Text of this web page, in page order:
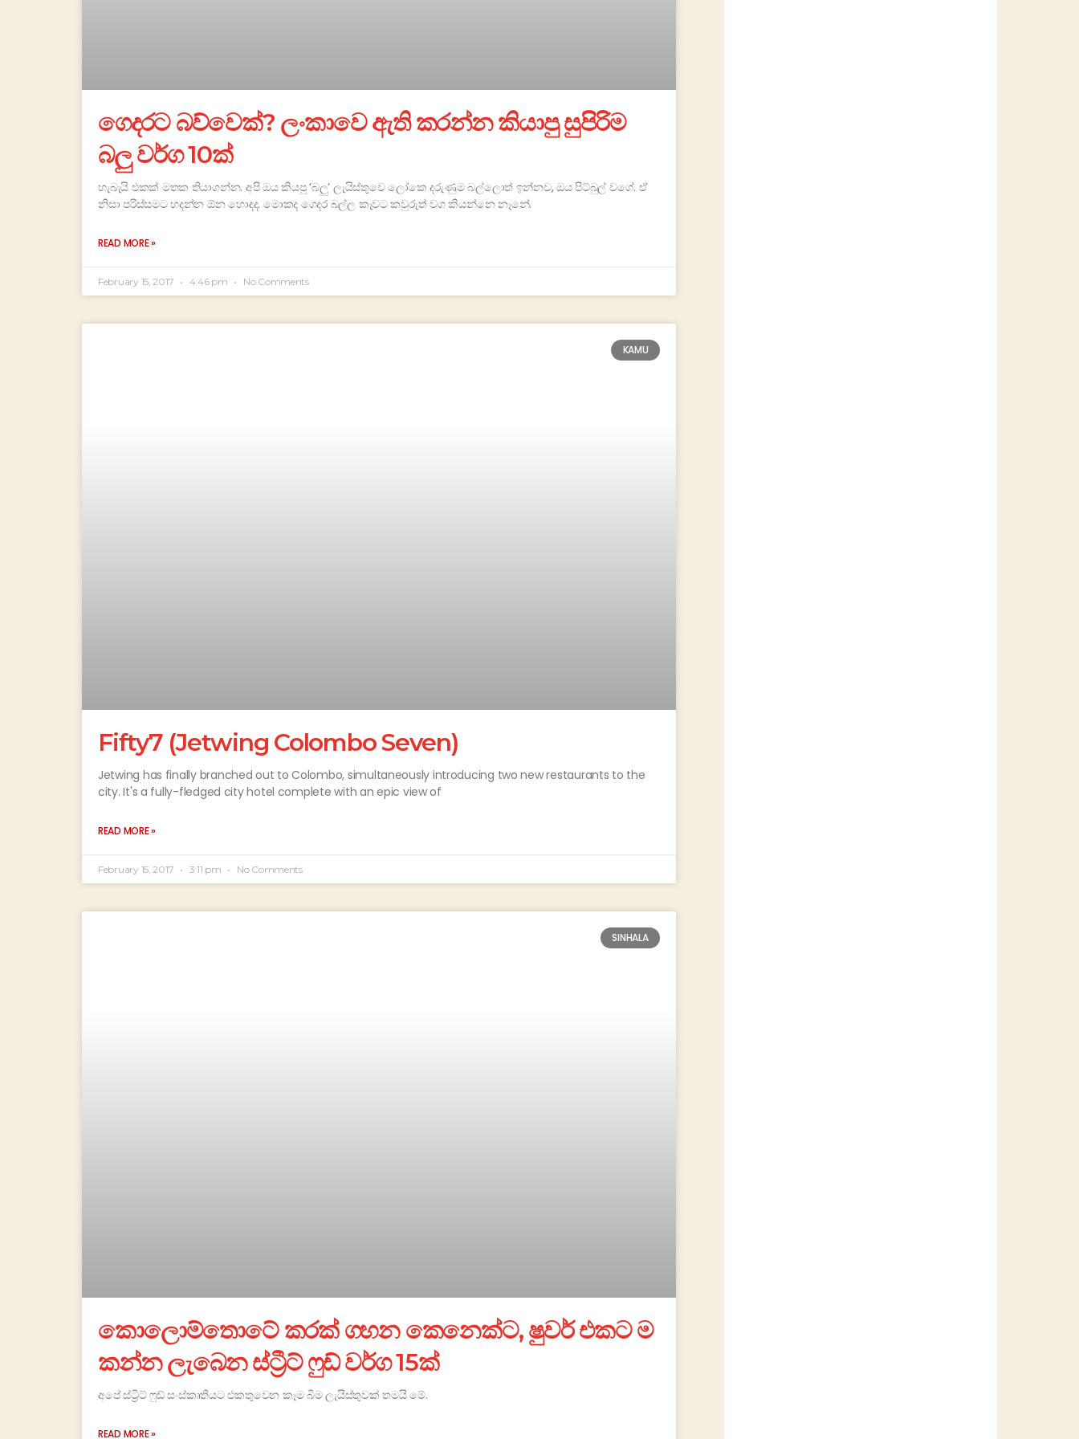
ගෙදරට බව්වෙක්? ලංකාවෙ ඇති කරන්න කියාපු සුපිරිම
බලු වර්ග 10ක්
හැබැයි එකක් මතක තියාගන්න. අපි ඔය කියපු ‘බලු’ ලැයිස්තුවෙ ලෝකෙ දරුණුම බල්ලොත් ඉන්නව, ඔය පිට්බුල් වගේ. ඒ
නිසා පරිස්සමට හදන්න ඕන හොඳද. මොකද ගෙදර බල්ල කෑවට කවුරුත් වග කියන්නෙ නෑනේ.
READ MORE »
February 15, 2017 4:46 pm No Comments
KAMU
Fifty7 (Jetwing Colombo Seven)
Jetwing has finally branched out to Colombo, simultaneously introducing two new restaurants to the
city. It's a fully-fledged city hotel complete with an epic view of
READ MORE »
February 15, 2017 3:11 pm No Comments
SINHALA
කොලොම්තොටේ කරක් ගහන කෙනෙක්ට, ෂුවර් එකට ම
කන්න ලැබෙන ස්ට්‍රීට් ෆුඩ් වර්ග 15ක්
අපේ ස්ට්‍රීට් ෆුඩ් සංස්කෘතියට එකතුවෙන කෑම බීම ලැයිස්තුවක් තමයි මේ.
READ MORE »